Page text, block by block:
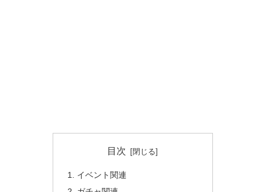
目次
イベント関連